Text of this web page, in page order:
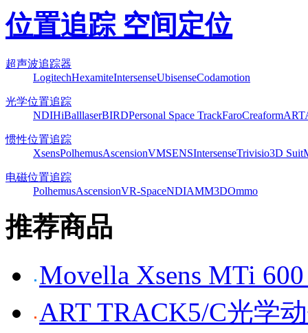
位置追踪 空间定位
超声波追踪器
LogitechHexamiteIntersenseUbisenseCodamotion
光学位置追踪
NDIHiBalllaserBIRDPersonal Space TrackFaroCreaformART
惯性位置追踪
XsensPolhemusAscensionVMSENSIntersenseTrivisio3D Suit
电磁位置追踪
PolhemusAscensionVR-SpaceNDIAMM3DOmmo
推荐商品
Movella Xsens MTi
ART TRACK5/C光学